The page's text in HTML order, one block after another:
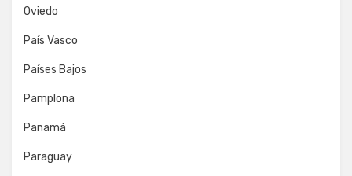
Oviedo
País Vasco
Países Bajos
Pamplona
Panamá
Paraguay